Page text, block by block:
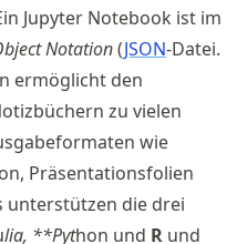
Jupyter Notebook ist im
Notation(JSON-Datei.
ermöglicht den
zu vielen
wie
Präsentationsfolien
unterstützen die drei
lia, **Python und R und